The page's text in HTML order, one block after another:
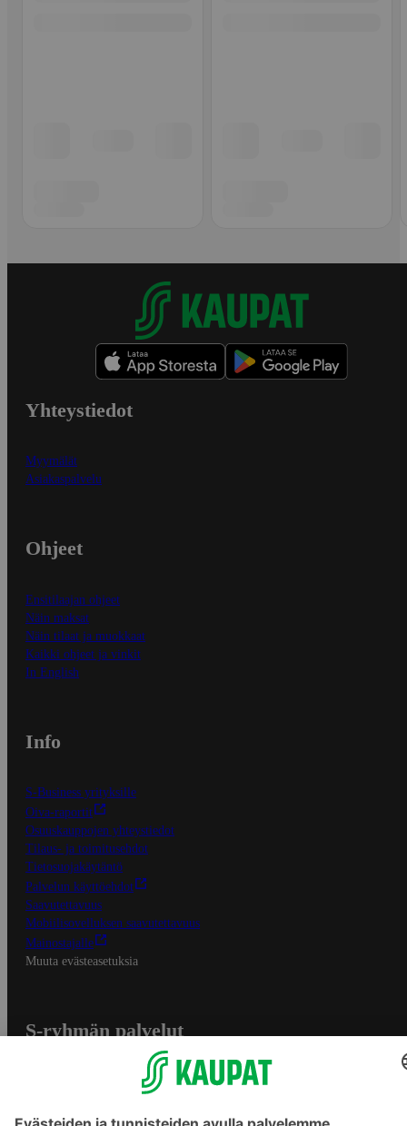
Yhteystiedot
Myymälät
Asiakaspalvelu
Ohjeet
Ensitilaajan ohjeet
Näin maksat
Näin tilaat ja muokkaat
Kaikki ohjeet ja vinkit
In English
Info
S-Business yrityksille
Oiva-raportit
Osuuskauppojen yhteystiedot
Tilaus- ja toimitusehdot
Tietosuojakäytäntö
Palvelun käyttöehdot
Saavutettavuus
Mobiilisovelluksen saavutettavuus
Mainostajalle
Muuta evästeasetuksia
S-ryhmän palvelut